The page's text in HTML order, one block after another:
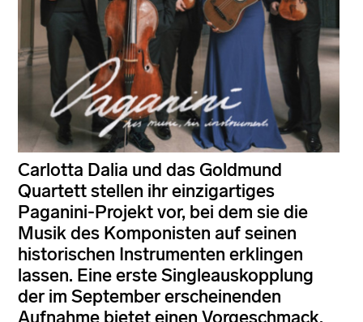
Carlotta Dalia und das Goldmund
Quartett stellen ihr einzigartiges
Paganini-Projekt vor, bei dem sie die
Musik des Komponisten auf seinen
historischen Instrumenten erklingen
lassen. Eine erste Singleauskopplung
der im September erscheinenden